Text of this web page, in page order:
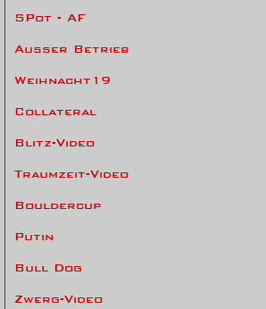
SPot - AF
Ausser Betrieb
Weihnacht19
Collateral
Blitz-Video
Traumzeit-Video
Bouldercup
Putin
Bull Dog
Zwerg-Video